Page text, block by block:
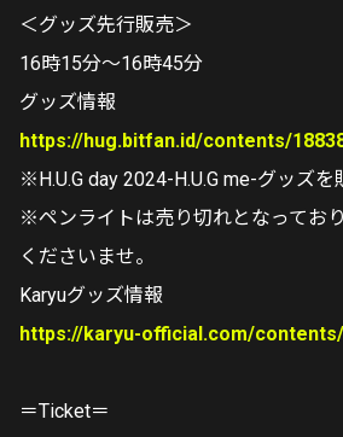
＜グッズ先行販売＞
16時15分～16時45分
グッズ情報
https://hug.bitfan.id/contents/
※H.U.G day 2024-H.U.G me-グッズを
※ペンライトは売り切れとなってお
くださいませ。
Karyuグッズ情報
https://karyu-official.com/
＝Ticket＝